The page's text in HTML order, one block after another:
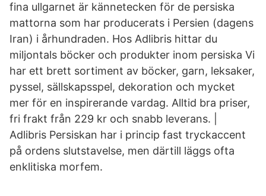
fina ullgarnet är kännetecken för de persiska
mattorna som har producerats i Persien (dagens
Iran) i århundraden. Hos Adlibris hittar du
miljontals böcker och produkter inom persiska Vi
har ett brett sortiment av böcker, garn, leksaker,
pyssel, sällskapsspel, dekoration och mycket
mer för en inspirerande vardag. Alltid bra priser,
fri frakt från 229 kr och snabb leverans. |
Adlibris Persiskan har i princip fast tryckaccent
på ordens slutstavelse, men därtill läggs ofta
enklitiska morfem.